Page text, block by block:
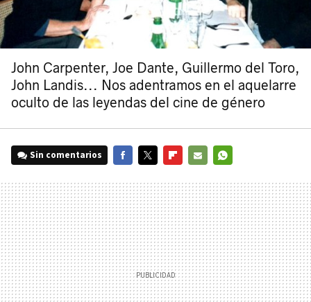
John Carpenter, Joe Dante, Guillermo del Toro,
John Landis... Nos adentramos en el aquelarre
oculto de las leyendas del cine de género
Sin comentarios
MAIL